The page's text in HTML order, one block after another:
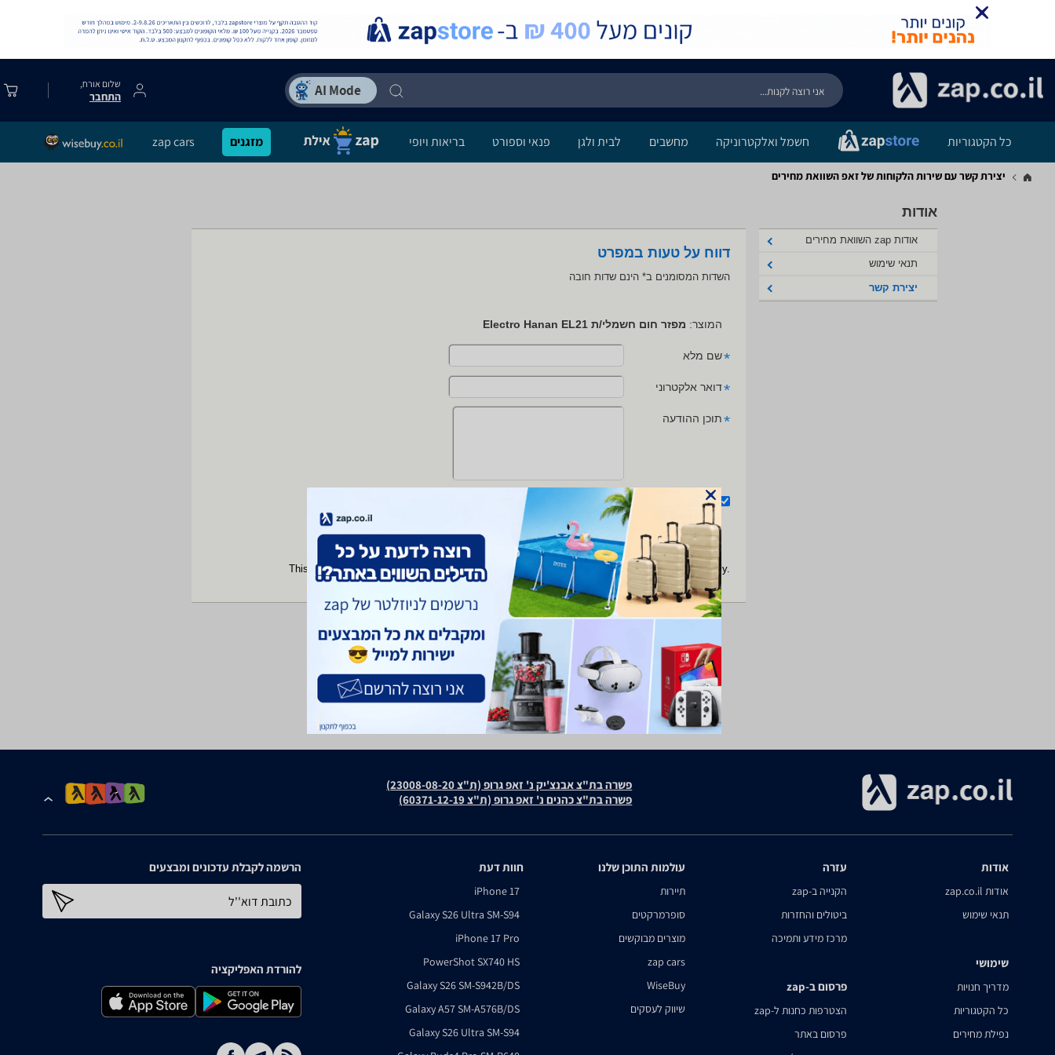
שלום אורח,
התחבר
כל הקטגוריות חשמל ואלקטרוניקה מחשבים לבית ולגן פנאי וספורט בריאות ויופי מזגנים zap cars
יצירת קשר עם שירות הלקוחות של זאפ השוואת מחירים
אודות
אודות zap השוואת מחירים
תנאי שימוש
יצירת קשר
דווח על טעות במפרט
השדות המסומנים ב* הינם שדות חובה
המוצר: מפזר חום חשמלי/ת Electro Hanan EL21
*שם מלא
*דואר אלקטרוני
*תוכן ההודעה
אני מאשר/ת את תנאי השימוש מדיניות הפרטיות
This site is protected by reCAPTCHA and the Google Privacy Policy andTerms of Serviceapply.
פשרה בת"צ אבנצ'יק נ' זאפ גרופ (ת"צ 23008-08-20)
פשרה בת"צ כהנים נ' זאפ גרופ (ת"צ 60371-12-19)
אודות
אודות zap.co.il
תנאי שימוש
שימושי
מדריך חנויות
כל הקטגוריות
נפילת מחירים
עזרה
הקנייה ב-zap
ביטולים והחזרות
מרכז מידע ותמיכה
פרסום ב-zap
הצטרפות כחנות ל-zap
פרסום באתר
עולמות התוכן שלנו
תיירות
סופרמרקטים
מוצרים מבוקשים
zap cars
WiseBuy
שיווק לעסקים
חוות דעת
iPhone 17
Galaxy S26 Ultra SM-S94
iPhone 17 Pro
PowerShot SX740 HS
Galaxy S26 SM-S942B/DS
Galaxy A57 SM-A576B/DS
Galaxy S26 Ultra SM-S94
הרשמה לקבלת עדכונים ומבצעים
כתובת דוא''ל
להורדת האפליקציה